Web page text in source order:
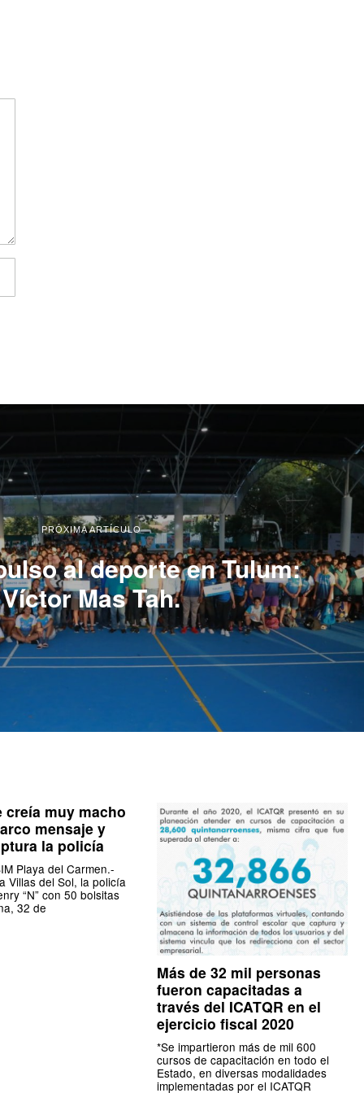
PRÓXIMA ARTÍCULO
al deporte en Tulum:
Víctor Mas Tah.
creía muy macho
mensaje y
la policía
Playa del Carmen.-
Villas del Sol, la policía
“N” con 50 bolsitas
32 de
Más de 32 mil personas
fueron capacitadas a
través del ICATQR en el
ejercicio fiscal 2020
*Se impartieron más de mil 600
cursos de capacitación en todo el
Estado, en diversas modalidades
implementadas por el ICATQR